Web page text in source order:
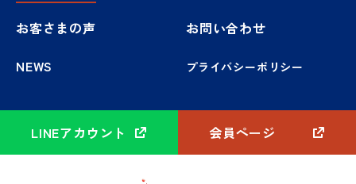
お客さまの声
NEWS
お問い合わせ
プライバシーポリシー
LINEアカウント 会員ページ